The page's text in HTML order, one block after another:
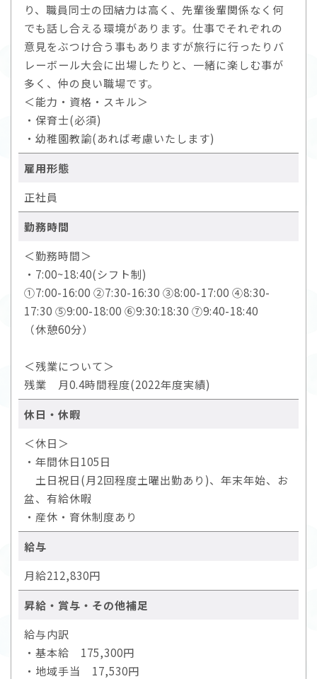
り、職員同士の団結力は高く、先輩後輩関係なく何
でも話し合える環境があります。仕事でそれぞれの
意見をぶつけ合う事もありますが旅行に行ったりバ
レーボール大会に出場したりと、一緒に楽しむ事が
多く、仲の良い職場です。
＜能力・資格・スキル＞
・保育士(必須)
・幼稚園教諭(あれば考慮いたします)
雇用形態
正社員
勤務時間
＜勤務時間＞
・7:00~18:40(シフト制)
①7:00-16:00 ②7:30-16:30 ③8:00-17:00 ④8:30-
17:30 ⑤9:00-18:00 ⑥9:30:18:30 ⑦9:40-18:40
（休憩60分）
＜残業について＞
残業 月0.4時間程度(2022年度実績)
休日・休暇
＜休日＞
・年間休日105日
土日祝日(月2回程度土曜出勤あり)、年末年始、お
盆、有給休暇
・産休・育休制度あり
給与
月給212,830円
昇給・賞与・その他補足
給与内訳
・基本給 175,300円
・地域手当 17,530円